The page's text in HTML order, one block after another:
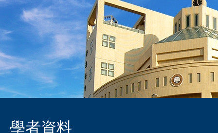
學者資料